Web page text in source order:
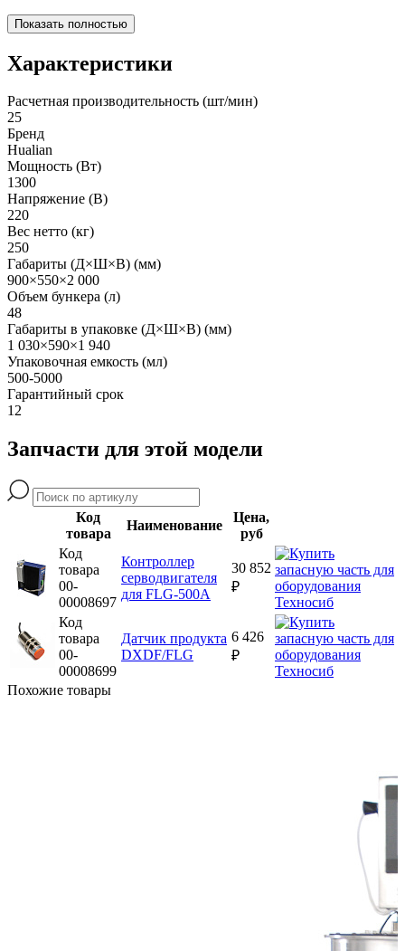
Показать полностью
Характеристики
Расчетная производительность (шт/мин)
25
Бренд
Hualian
Мощность (Вт)
1300
Напряжение (В)
220
Вес нетто (кг)
250
Габариты (Д×Ш×В) (мм)
900×550×2 000
Объем бункера (л)
48
Габариты в упаковке (Д×Ш×В) (мм)
1 030×590×1 940
Упаковочная емкость (мл)
500-5000
Гарантийный срок
12
Запчасти для этой модели
Код
товара
Наименование
Цена,
руб
Код
товара
00-
00008697
Контроллер
серводвигателя
для FLG-500A
30 852
₽
Код
товара
00-
00008699
Датчик продукта
DXDF/FLG
6 426
₽
Похожие товары